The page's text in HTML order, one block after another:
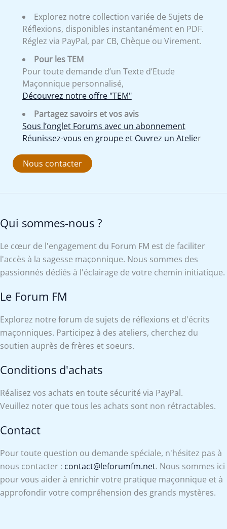
Explorez notre collection variée de Sujets de
Réflexions, disponibles instantanément en PDF.
Réglez via PayPal, par CB, Chèque ou Virement.
Pour les TEM
Pour toute demande d’un Texte d’Etude
Maçonnique personnalisé,
Découvrez notre offre "TEM"
Partagez savoirs et vos avis
Sous l’onglet Forums avec un abonnement
Réunissez-vous en groupe et Ouvrez un Atelier
Nous contacter
Qui sommes-nous ?
Le cœur de l'engagement du Forum FM est de faciliter
l'accès à la sagesse maçonnique. Nous sommes des
passionnés dédiés à l'éclairage de votre chemin initiatique.
Le Forum FM
Explorez notre forum de sujets de réflexions et d'écrits
maçonniques. Participez à des ateliers, cherchez du
soutien auprès de frères et soeurs.
Conditions d'achats
Réalisez vos achats en toute sécurité via PayPal.
Veuillez noter que tous les achats sont non rétractables.
Contact
Pour toute question ou demande spéciale, n'hésitez pas à
nous contacter : contact@leforumfm.net. Nous sommes ici
pour vous aider à enrichir votre pratique maçonnique et à
approfondir votre compréhension des grands mystères.